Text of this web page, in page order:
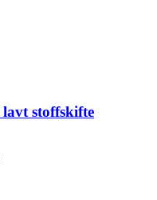
lavt stoffskifte